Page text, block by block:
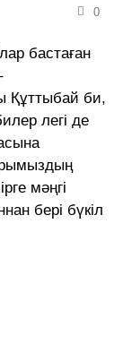
0
бастаған
Құттыбай би,
легі де
мәңгі
бері бүкіл